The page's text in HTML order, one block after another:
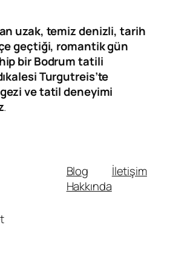
uzak, temiz denizli, tarih
geçtiği, romantik gün
bir Bodrum tatili
Turgutreis’te
ve tatil deneyimi
.
Blog
Hakkında
İletişim